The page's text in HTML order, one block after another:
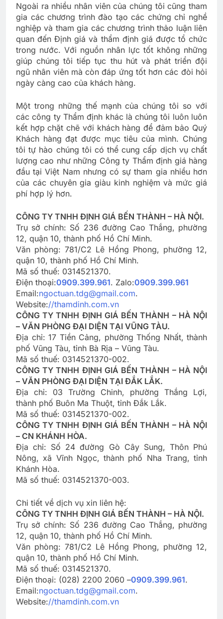
Ngoài ra nhiều nhân viên của chúng tôi cũng tham
gia các chương trình đào tạo các chứng chỉ nghề
nghiệp và tham gia các chương trình thảo luận liên
quan đến Định giá và thẩm định giá được tổ chức
trong nước. Với nguồn nhân lực tốt không những
giúp chúng tôi tiếp tục thu hút và phát triển đội
ngũ nhân viên mà còn đáp ứng tốt hơn các đòi hỏi
ngày càng cao của khách hàng.
Một trong những thế mạnh của chúng tôi so với
các công ty Thẩm định khác là chúng tôi luôn luôn
kết hợp chặt chẽ với khách hàng để đảm bảo Quý
Khách hàng đạt được mục tiêu của mình. Chúng
tôi tự hào chúng tôi có thể cung cấp dịch vụ chất
lượng cao như những Công ty Thẩm định giá hàng
đầu tại Việt Nam nhưng có sự tham gia nhiều hơn
của các chuyên gia giàu kinh nghiệm và mức giá
phí hợp lý hơn.
CÔNG TY TNHH ĐỊNH GIÁ BẾN THÀNH – HÀ NỘI.
Trụ sở chính: Số 236 đường Cao Thắng, phường
12, quận 10, thành phố Hồ Chí Minh.
Văn phòng: 781/C2 Lê Hồng Phong, phường 12,
quận 10, thành phố Hồ Chí Minh.
Mã số thuế: 0314521370.
Điện thoại:0909.399.961. Zalo:0909.399.961
Email:ngoctuan.tdg@gmail.com.
Website://thamdinh.com.vn
CÔNG TY TNHH ĐỊNH GIÁ BẾN THÀNH – HÀ NỘI
– VĂN PHÒNG ĐẠI DIỆN TẠI VŨNG TÀU.
Địa chỉ: 17 Tiền Cảng, phường Thống Nhất, thành
phố Vũng Tàu, tỉnh Bà Rịa – Vũng Tàu.
Mã số thuế: 0314521370-002.
CÔNG TY TNHH ĐỊNH GIÁ BẾN THÀNH – HÀ NỘI
– VĂN PHÒNG ĐẠI DIỆN TẠI ĐẮK LẮK.
Địa chỉ: 03 Trường Chinh, phường Thắng Lợi,
thành phố Buôn Ma Thuột, tỉnh Đắk Lắk.
Mã số thuế: 0314521370-002.
CÔNG TY TNHH ĐỊNH GIÁ BẾN THÀNH – HÀ NỘI
– CN KHÁNH HÒA.
Địa chỉ: Số 24 đường Gò Cây Sung, Thôn Phú
Nông, xã Vĩnh Ngọc, thành phố Nha Trang, tỉnh
Khánh Hòa.
Mã số thuế: 0314521370-003.
Chi tiết về dịch vụ xin liên hệ:
CÔNG TY TNHH ĐỊNH GIÁ BẾN THÀNH – HÀ NỘI.
Trụ sở chính: Số 236 đường Cao Thắng, phường
12, quận 10, thành phố Hồ Chí Minh.
Văn phòng: 781/C2 Lê Hồng Phong, phường 12,
quận 10, thành phố Hồ Chí Minh.
Mã số thuế: 0314521370.
Điện thoại: (028) 2200 2060 –0909.399.961.
Email:ngoctuan.tdg@gmail.com.
Website://thamdinh.com.vn